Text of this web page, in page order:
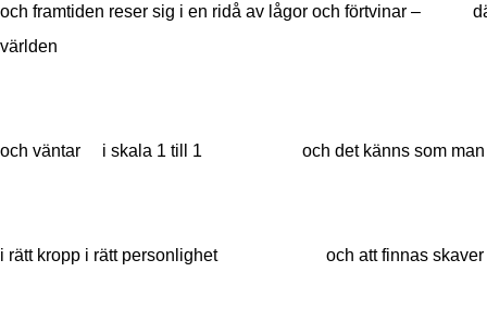
och framtiden reser sig i en ridå av lågor och förtvinar –
världen
och väntar i skala 1 till 1 och det känns som man
i rätt kropp i rätt personlighet och att finnas skaver